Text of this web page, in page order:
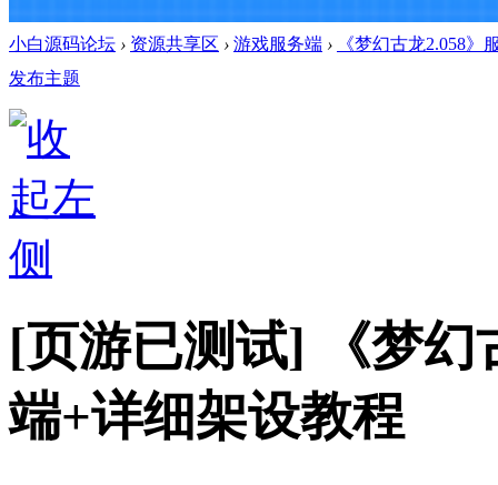
小白源码论坛 › 资源共享区 › 游戏服务端 ›
《梦幻古龙2.058
发布主题
[页游已测试]
《梦
端+详细架设教程